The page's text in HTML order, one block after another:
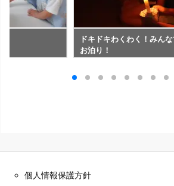
ドキドキわくわく！みん
お泊り！
個人情報保護方針